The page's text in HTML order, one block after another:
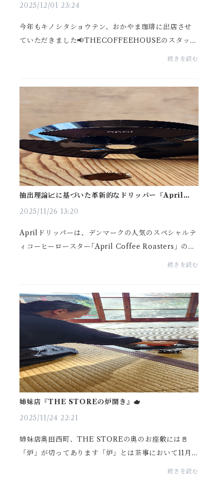
2025/12/01 23:24
今年もキノシタショウテン、おかやま珈琲に出店させ
ていただきました📢THECOFFEEHOUSEのスタッフ
も参戦しております👧✨他県からの出店も多い中｢岡山
続きを読む
抽出理論📈に基づいた革新的なドリッパー『Aprilドリ
2025/11/26 13:20
Aprilドリッパーは、デンマークの人気のスペシャルテ
ィコーヒーロースター｢April Coffee Roasters」の創
業者、パトリック・ロルフ氏によって開発🔨2019年の
続きを読む
姉妹店『THE STOREの炉開き』🫖
2025/11/24 22:21
姉妹店奥田西町、THE STOREの奥のお座敷には🚪
「炉」が切ってあります「炉」とは茶事において11月
から4月にかけて使用される畳の下に掘られた囲炉裏の
続きを読む